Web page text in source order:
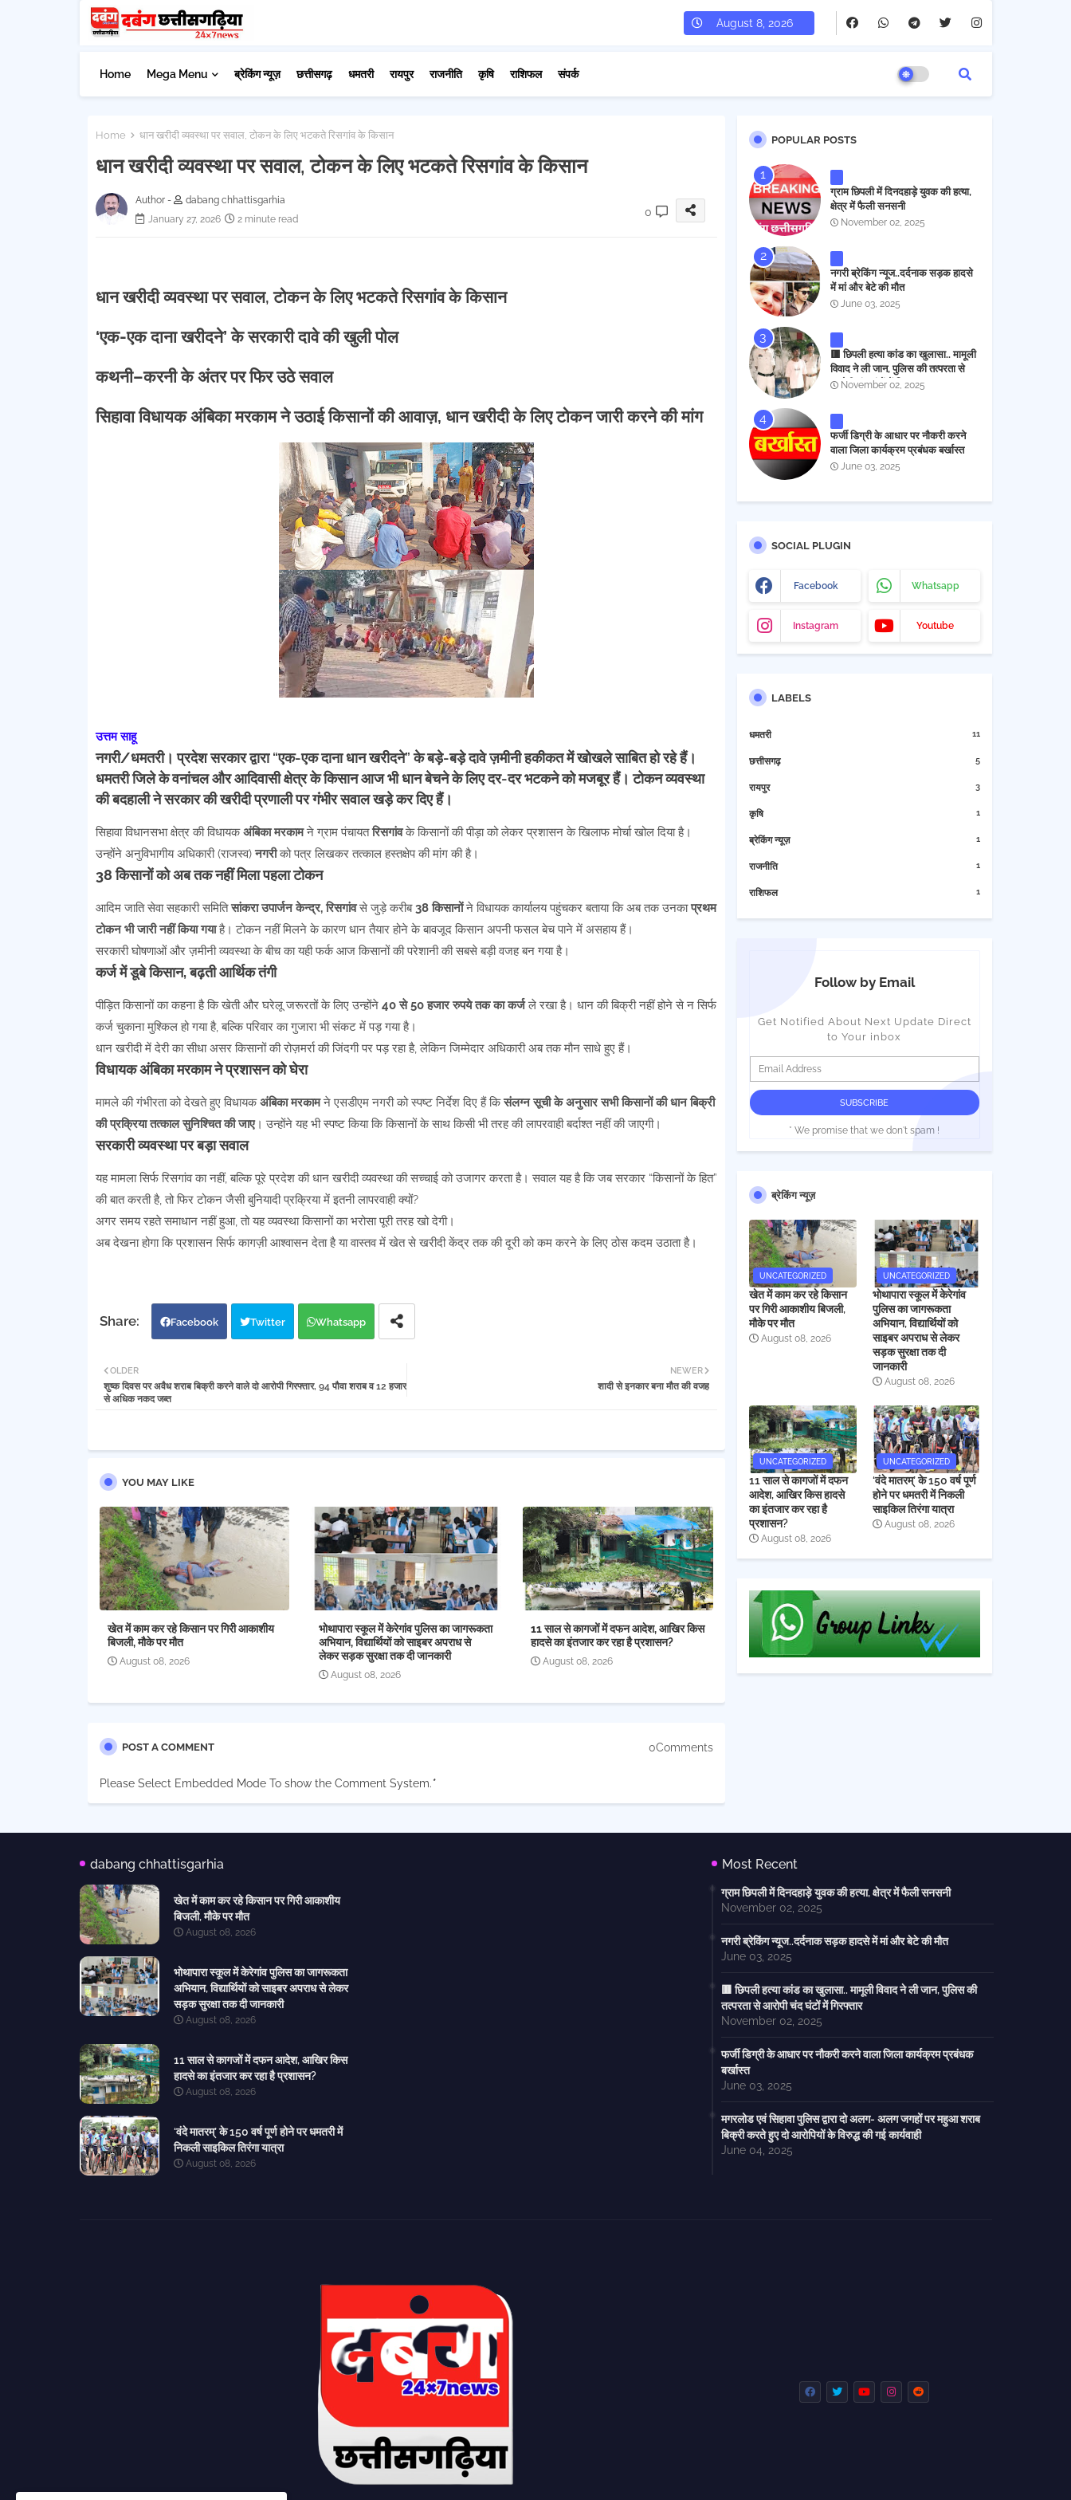
August 8, 2026
Home Mega Menu ब्रेकिंग न्यूज़ छत्तीसगढ़ धमतरी रायपुर राजनीति कृषि राशिफल संपर्क
Home धान खरीदी व्यवस्था पर सवाल, टोकन के लिए भटकते रिसगांव के किसान
धान खरीदी व्यवस्था पर सवाल, टोकन के लिए भटकते रिसगांव के किसान
Author -
dabang chhattisgarhia
January 27, 2026
2 minute read
0
धान खरीदी व्यवस्था पर सवाल, टोकन के लिए भटकते रिसगांव के किसान
‘एक-एक दाना खरीदने’ के सरकारी दावे की खुली पोल
कथनी–करनी के अंतर पर फिर उठे सवाल
सिहावा विधायक अंबिका मरकाम ने उठाई किसानों की आवाज़, धान खरीदी के लिए टोकन जारी करने की मांग
उत्तम साहू
नगरी/धमतरी।प्रदेश सरकार द्वारा “एक-एक दाना धान खरीदने” के बड़े-बड़े दावे ज़मीनी हकीकत में खोखले साबित हो रहे हैं।
धमतरी जिले के वनांचल और आदिवासी क्षेत्र के किसान आज भी धान बेचने के लिए दर-दर भटकने को मजबूर हैं। टोकन व्यवस्था
की बदहाली ने सरकार की खरीदी प्रणाली पर गंभीर सवाल खड़े कर दिए हैं।
सिहावा विधानसभा क्षेत्र की विधायकअंबिका मरकामने ग्राम पंचायतरिसगांवके किसानों की पीड़ा को लेकर प्रशासन के खिलाफ मोर्चा खोल दिया है।
उन्होंने अनुविभागीय अधिकारी (राजस्व)नगरीको पत्र लिखकर तत्काल हस्तक्षेप की मांग की है।
38 किसानों को अब तक नहीं मिला पहला टोकन
आदिम जाति सेवा सहकारी समितिसांकरा उपार्जन केन्द्र, रिसगांवसे जुड़े करीब38 किसानोंने विधायक कार्यालय पहुंचकर बताया कि अब तक उनकाप्रथम
टोकन भी जारी नहीं किया गयाहै। टोकन नहीं मिलने के कारण धान तैयार होने के बावजूद किसान अपनी फसल बेच पाने में असहाय हैं।
सरकारी घोषणाओं और ज़मीनी व्यवस्था के बीच का यही फर्क आज किसानों की परेशानी की सबसे बड़ी वजह बन गया है।
कर्ज में डूबे किसान, बढ़ती आर्थिक तंगी
पीड़ित किसानों का कहना है कि खेती और घरेलू जरूरतों के लिए उन्होंने 40 से 50 हजार रुपये तक का कर्जले रखा है। धान की बिक्री नहीं होने से न सिर्फ
कर्ज चुकाना मुश्किल हो गया है, बल्कि परिवार का गुजारा भी संकट में पड़ गया है।
धान खरीदी में देरी का सीधा असर किसानों की रोज़मर्रा की जिंदगी पर पड़ रहा है, लेकिन जिम्मेदार अधिकारी अब तक मौन साधे हुए हैं।
विधायक अंबिका मरकाम ने प्रशासन को घेरा
मामले की गंभीरता को देखते हुए विधायकअंबिका मरकामने एसडीएम नगरी को स्पष्ट निर्देश दिए हैं किसंलग्न सूची के अनुसार सभी किसानों की धान बिक्री
की प्रक्रिया तत्काल सुनिश्चित की जाए। उन्होंने यह भी स्पष्ट किया कि किसानों के साथ किसी भी तरह की लापरवाही बर्दाश्त नहीं की जाएगी।
सरकारी व्यवस्था पर बड़ा सवाल
यह मामला सिर्फ रिसगांव का नहीं, बल्कि पूरे प्रदेश की धान खरीदी व्यवस्था की सच्चाई को उजागर करता है। सवाल यह है कि जब सरकार “किसानों के हित”
की बात करती है, तो फिर टोकन जैसी बुनियादी प्रक्रिया में इतनी लापरवाही क्यों?
अगर समय रहते समाधान नहीं हुआ, तो यह व्यवस्था किसानों का भरोसा पूरी तरह खो देगी।
अब देखना होगा कि प्रशासन सिर्फ कागज़ी आश्वासन देता है या वास्तव में खेत से खरीदी केंद्र तक की दूरी को कम करने के लिए ठोस कदम उठाता है।
Facebook Twitter Whatsapp
NEWER
शादी से इनकार बना मौत की वजह
OLDER
शुष्क दिवस पर अवैध शराब बिक्री करने वाले दो आरोपी गिरफ्तार, 94 पौवा शराब व 12 हजार
से अधिक नकद जब्त
YOU MAY LIKE
खेत में काम कर रहे किसान पर गिरी आकाशीय
बिजली, मौके पर मौत
August 08, 2026
भोथापारा स्कूल में केरेगांव पुलिस का जागरूकता
अभियान, विद्यार्थियों को साइबर अपराध से
लेकर सड़क सुरक्षा तक दी जानकारी
August 08, 2026
11 साल से कागजों में दफन आदेश, आखिर किस
हादसे का इंतजार कर रहा है प्रशासन?
August 08, 2026
POST A COMMENT 0Comments
Please Select Embedded Mode To show the Comment System.*
POPULAR POSTS
ग्राम छिपली में दिनदहाड़े युवक की हत्या,
क्षेत्र में फैली सनसनी
November 02, 2025
नगरी ब्रेकिंग न्यूज..दर्दनाक सड़क हादसे
में मां और बेटे की मौत
June 03, 2025
🟥 छिपली हत्या कांड का खुलासा.. मामूली
विवाद ने ली जान, पुलिस की तत्परता से
आरोपी चंद घंटों में गिरफ्तार
November 02, 2025
फर्जी डिग्री के आधार पर नौकरी करने
वाला जिला कार्यक्रम प्रबंधक बर्खास्त
June 03, 2025
SOCIAL PLUGIN
Facebook Whatsapp
Instagram Youtube
LABELS
धमतरी 11
छत्तीसगढ़ 5
रायपुर 3
कृषि 1
ब्रेकिंग न्यूज़ 1
राजनीति 1
राशिफल 1
Follow by Email
Get Notified About Next Update Direct
to Your inbox
* We promise that we don't spam !
ब्रेकिंग न्यूज़
UNCATEGORIZED
खेत में काम कर रहे किसान
पर गिरी आकाशीय बिजली,
मौके पर मौत
August 08, 2026
UNCATEGORIZED
भोथापारा स्कूल में केरेगांव
पुलिस का जागरूकता
अभियान, विद्यार्थियों को
साइबर अपराध से लेकर
सड़क सुरक्षा तक दी
जानकारी
August 08, 2026
UNCATEGORIZED
11 साल से कागजों में दफन
आदेश, आखिर किस हादसे
का इंतजार कर रहा है
प्रशासन?
August 08, 2026
UNCATEGORIZED
‘वंदे मातरम्’ के 150 वर्ष पूर्ण
होने पर धमतरी में निकली
साइकिल तिरंगा यात्रा
August 08, 2026
dabang chhattisgarhia
खेत में काम कर रहे किसान पर गिरी आकाशीय
बिजली, मौके पर मौत
August 08, 2026
भोथापारा स्कूल में केरेगांव पुलिस का जागरूकता
अभियान, विद्यार्थियों को साइबर अपराध से लेकर
सड़क सुरक्षा तक दी जानकारी
August 08, 2026
11 साल से कागजों में दफन आदेश, आखिर किस
हादसे का इंतजार कर रहा है प्रशासन?
August 08, 2026
‘वंदे मातरम्’ के 150 वर्ष पूर्ण होने पर धमतरी में
निकली साइकिल तिरंगा यात्रा
August 08, 2026
Most Recent
ग्राम छिपली में दिनदहाड़े युवक की हत्या, क्षेत्र में फैली सनसनी
November 02, 2025
नगरी ब्रेकिंग न्यूज..दर्दनाक सड़क हादसे में मां और बेटे की मौत
June 03, 2025
🟥 छिपली हत्या कांड का खुलासा.. मामूली विवाद ने ली जान, पुलिस की
तत्परता से आरोपी चंद घंटों में गिरफ्तार
November 02, 2025
फर्जी डिग्री के आधार पर नौकरी करने वाला जिला कार्यक्रम प्रबंधक
बर्खास्त
June 03, 2025
मगरलोड एवं सिहावा पुलिस द्वारा दो अलग- अलग जगहों पर महुआ शराब
बिक्री करते हुए दो आरोपियों के विरुद्ध की गई कार्यवाही
June 04, 2025